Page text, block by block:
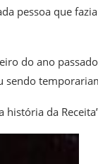
pessoa que
do ano
sendo
história da